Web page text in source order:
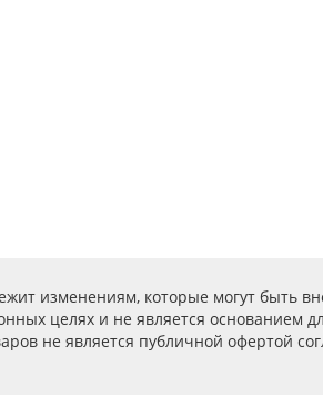
изменениям, которые могут быть
целях и не является основанием
не является публичной офертой